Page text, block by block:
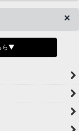
ます。
ら▼